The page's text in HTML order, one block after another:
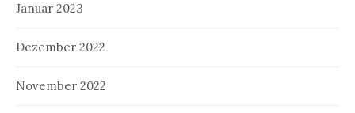
Januar 2023
Dezember 2022
November 2022